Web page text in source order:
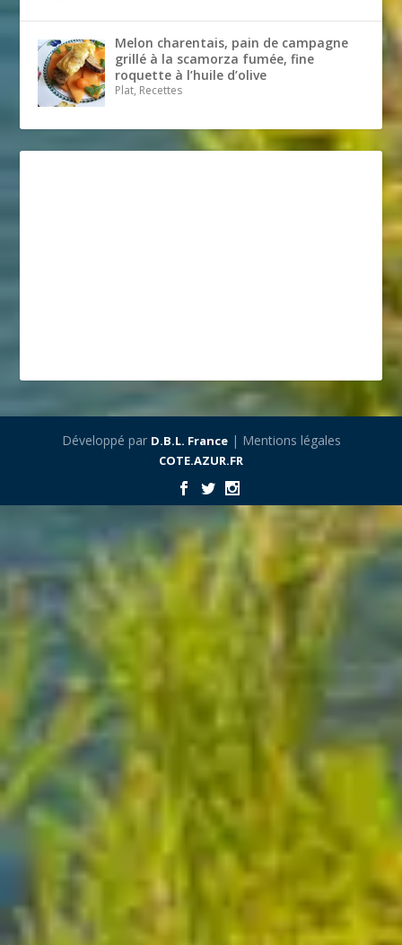
Melon charentais, pain de campagne
grillé à la scamorza fumée, fine
roquette à l’huile d’olive
Plat, Recettes
Développé par D.B.L. France| Mentions légales
COTE.AZUR.FR